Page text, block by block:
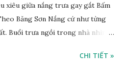
xiêu giữa nắng trưa gay gắt Bấm
Băng Sơn Nắng cứ như từng
Buổi trưa ngồi trong nhà nhìn
CHI TIẾT »